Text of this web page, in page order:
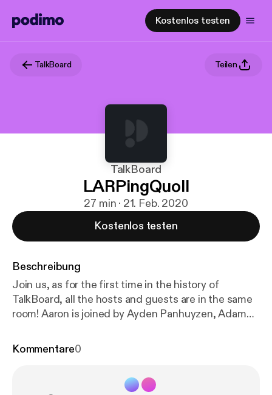
Kostenlos testen
TalkBoard Teilen
TalkBoard
LARPingQuoll
27 min · 21. Feb. 2020
Kostenlos testen
Beschreibung
Join us, as for the first time in the history of
TalkBoard, all the hosts and guests are in the same
room! Aaron is joined by Ayden Panhuyzen, Adam
discuss a recent Packix controversy regarding
Kommentare0